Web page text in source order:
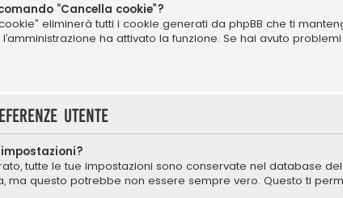
“Cancella cookie”?
eliminerà tutti i cookie generati da phpBB che ti
ha attivato la funzione. Se hai avuto
utente
tutte le tue impostazioni sono conservate nel database
ma questo potrebbe non essere sempre vero. Questo ti